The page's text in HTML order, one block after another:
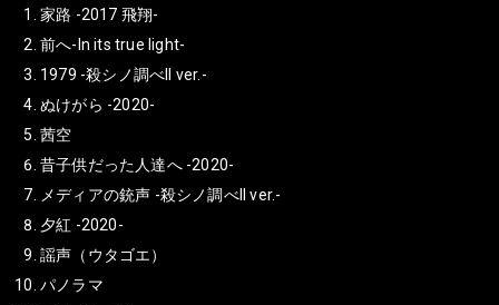
家路 -2017 飛翔-
前へ-In its true light-
1979 -殺シノ調べII ver.-
ぬけがら -2020-
茜空
昔子供だった人達へ -2020-
メディアの銃声 -殺シノ調べII ver.-
夕紅 -2020-
謡声（ウタゴエ）
パノラマ